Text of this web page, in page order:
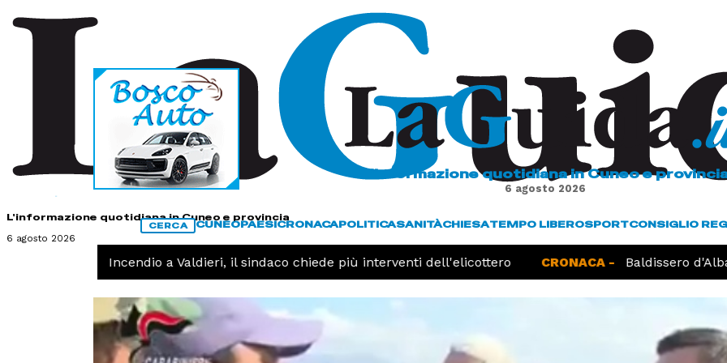
L'informazione quotidiana in Cuneo e provincia
6 agosto 2026
L'informazione quotidiana in Cuneo e
6 agosto 2026
CERCA CUNEOPAESICRONACAPOLITICASANITÀCHIESATEMPO LIBEROSPORTCONSIGLIO
Incendio a Valdieri, il sindaco chiede più interventi dell'elicottero CRONACA - Baldissero